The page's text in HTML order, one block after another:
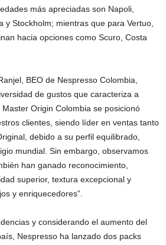
más apreciadas son Napoli,
y Stockholm; mientras que para Vertuo,
hacia opciones como Scuro, Costa
BEO de Nespresso Colombia,
de gustos que caracteriza a
Origin Colombia se posicionó
clientes, siendo líder en ventas tanto
debido a su perfil equilibrado,
mundial. Sin embargo, observamos
han ganado reconocimiento,
superior, textura excepcional y
y enriquecedores”.
y considerando el aumento del
Nespresso ha lanzado dos packs